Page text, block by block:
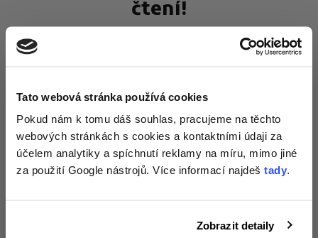
Tato webová stránka používá cookies
Pokud nám k tomu dáš souhlas, pracujeme na těchto
webových stránkách s cookies a kontaktními údaji za
účelem analytiky a spíchnutí reklamy na míru, mimo jiné
za použití Google nástrojů. Více informací najdeš tady.
Zobrazit detaily
čtení!
Získej 1+1na
zkoušku pracích
papírkůa tipy